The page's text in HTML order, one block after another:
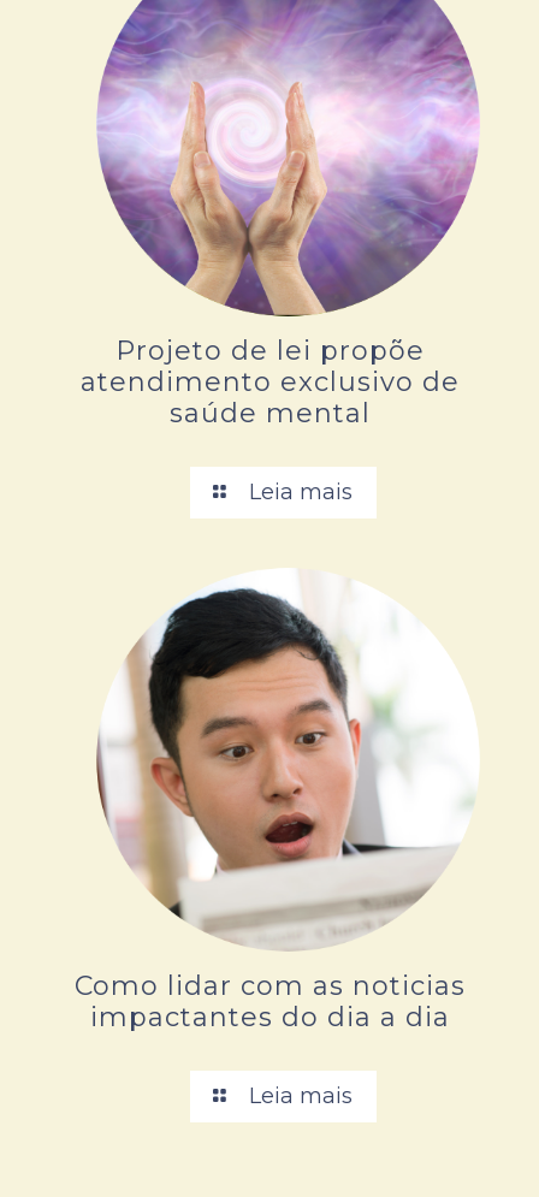
Projeto de lei propõe
atendimento exclusivo de
saúde mental
Leia mais
Como lidar com as noticias
impactantes do dia a dia
Leia mais